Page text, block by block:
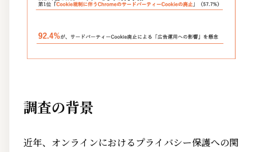
調査の背景
近年、オンラインにおけるプライバシー保護への関